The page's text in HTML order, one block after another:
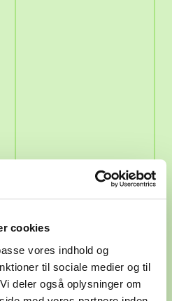
cookies
vores indhold og
til sociale medier og til
deler også oplysninger om